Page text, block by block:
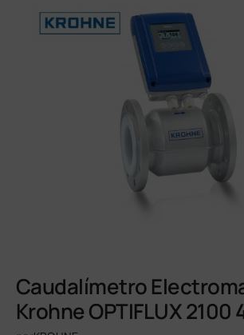
Caudalímetro
Krohne OPTIFLUX 2100